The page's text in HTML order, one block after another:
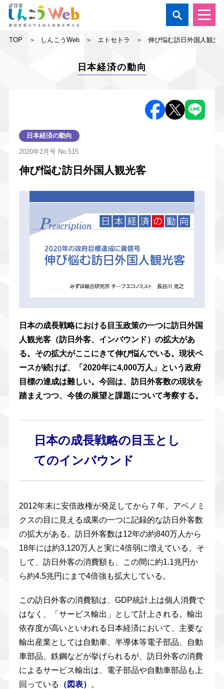

TOP しんこうWeb エトセトラ 伸び悩む訪日外国人観光
日本経済の動向
日本経済の動向
2020年2月号No.515
伸び悩む訪日外国人観光客
日本の成長戦略における目玉政策の一つに訪日外国
人観光客（訪日外客、インバウンド）の拡大があ
る。その拡大がここにきて伸び悩んでいる。現状ペ
ースが続けば、「2020年に4,000万人」という政府
目標の達成は難しい。今回は、訪日外客数の現状を
踏まえつつ、今後の展望と課題について考察する。
日本の成長戦略の目玉とし
てのインバウンド
2012年末に安倍政権が発足してから７年。アベノミ
クスの目に見える成果の一つに記録的な訪日外客数
の拡大がある。訪日外客数は12年の約840万人から
18年には約3,120万人と実に4倍弱に増えている。そ
して、訪日外客の消費額も、この間に約1.1兆円か
ら約4.5兆円にまで4倍強も拡大している。
この訪日外客の消費額は、GDP統計上は個人消費で
はなく、「サービス輸出」として計上される。輸出
依存度が高いといわれる日本経済において、主要な
輸出産業としては自動車、半導体等電子部品、自動
車部品、鉄鋼などが挙げられるが、訪日外客の消費
によるサービス輸出は、電子部品や自動車部品も上
回っている
（図表） 。